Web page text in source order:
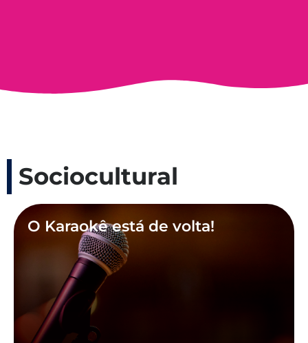
Sociocultural
O Karaokê está de volta!